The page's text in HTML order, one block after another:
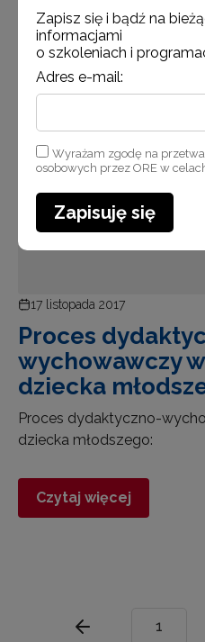
17 listopada 2017
Proces
wychowawczy
dziecka
Proces dydaktyczno-
dziecka młodszego:
Czytaj więcej
1
Zapisz się i bądź na
informacjami
o szkoleniach i
Adres e-mail:
Wyrażam zgodę na
osobowych przez ORE w
Zapisuję się